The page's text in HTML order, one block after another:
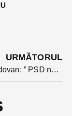
URMĂTORUL
Radu Moldovan: ” PSD nu va mai tolera lipsa de respect din coaliție”. Cum crede că ar trebui făcută totuși reforma?